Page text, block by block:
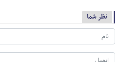
نظر شما